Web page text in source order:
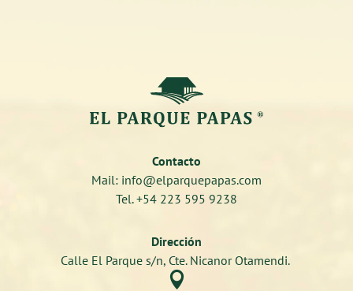
Contacto
Mail: info@elparquepapas.com
Tel. +54 223 595 9238
Dirección
Calle El Parque s/n, Cte. Nicanor Otamendi.
